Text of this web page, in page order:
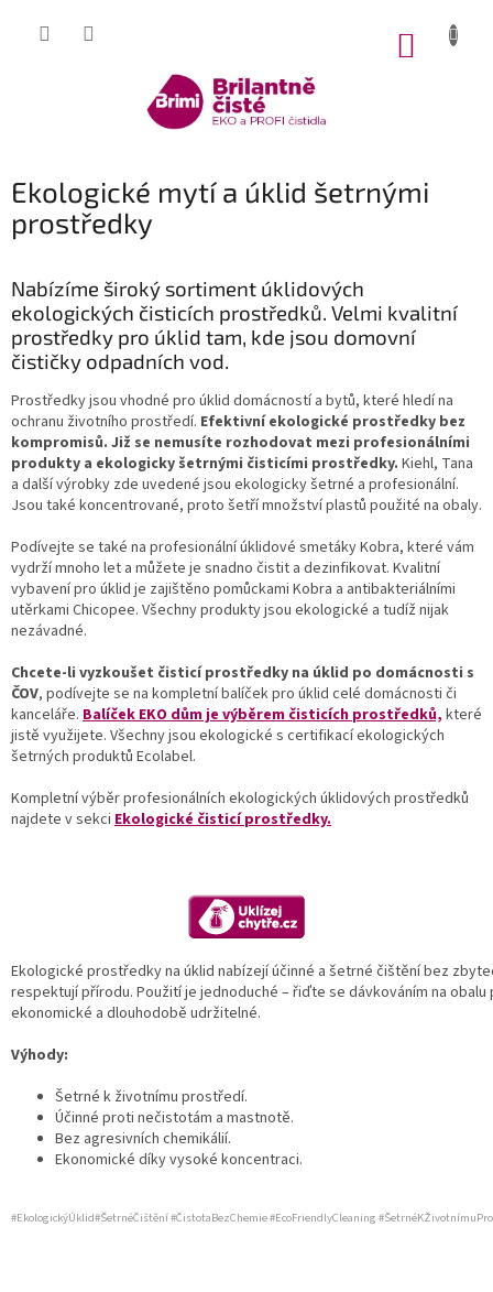
Ekologické mytí a úklid šetrnými
prostředky
Nabízíme široký sortiment úklidových
ekologických čisticích prostředků. Velmi kvalitní
prostředky pro úklid tam, kde jsou domovní
čističky odpadních vod.
Prostředky jsou vhodné pro úklid domácností a bytů, které hledí na
ochranu životního prostředí. Efektivní ekologické prostředky bez
kompromisů. Již se nemusíte rozhodovat mezi profesionálními
produkty a ekologicky šetrnými čisticími prostředky. Kiehl, Tana
a další výrobky zde uvedené jsou ekologicky šetrné a profesionální.
Jsou také koncentrované, proto šetří množství plastů použité na obaly.
Podívejte se také na profesionální úklidové smetáky Kobra, které vám
vydrží mnoho let a můžete je snadno čistit a dezinfikovat. Kvalitní
vybavení pro úklid je zajištěno pomůckami Kobra a antibakteriálními
utěrkami Chicopee. Všechny produkty jsou ekologické a tudíž nijak
nezávadné.
Chcete-li vyzkoušet čisticí prostředky na úklid po domácnosti s
ČOV, podívejte se na kompletní balíček pro úklid celé domácnosti či
kanceláře. Balíček EKO dům je výběrem čisticích prostředků, které
jistě využijete. Všechny jsou ekologické s certifikací ekologických
šetrných produktů Ecolabel.
Kompletní výběr profesionálních ekologických úklidových prostředků
najdete v sekci Ekologické čisticí prostředky.
Ekologické prostředky na úklid nabízejí účinné a šetrné čištění bez
respektují přírodu. Použití je jednoduché – řiďte se dávkováním na
ekonomické a dlouhodobě udržitelné.
Výhody:
Šetrné k životnímu prostředí.
Účinné proti nečistotám a mastnotě.
Bez agresivních chemikálií.
Ekonomické díky vysoké koncentraci.
#EkologickýÚklid#ŠetrnéČištění #ČistotaBezChemie #EcoFriendlyCleaning